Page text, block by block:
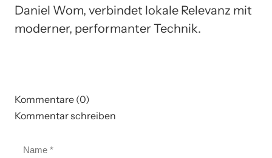
Daniel Wom, verbindet lokale Relevanz mit
moderner, performanter Technik.
Kommentare (0)
Kommentar schreiben